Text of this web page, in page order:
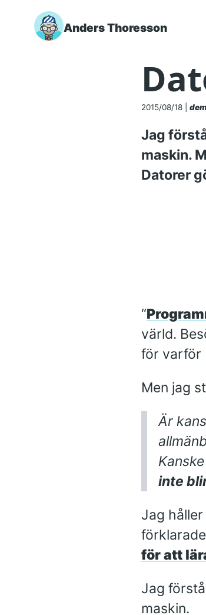
Skip to main content
Anders Thoresson
2015/08/18
Jag
maskin.
Datorer
“
värld.
för varför
Men jag
Är
inte
Jag
för att
Jag
maskin.